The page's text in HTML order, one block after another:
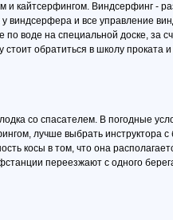
кайтсерфингом. Виндсерфинг -
виндсерфера и все управление
по воде на специальной доске, за
обратиться в школу
со спасателем. В погодные
лучше выбрать
косы в том, что она
переезжают с одного